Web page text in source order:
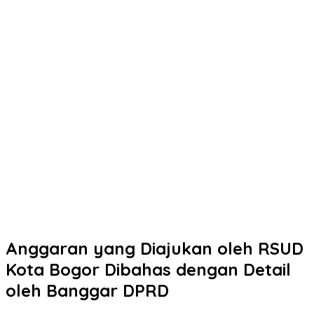
Anggaran yang Diajukan oleh RSUD
Kota Bogor Dibahas dengan Detail
oleh Banggar DPRD